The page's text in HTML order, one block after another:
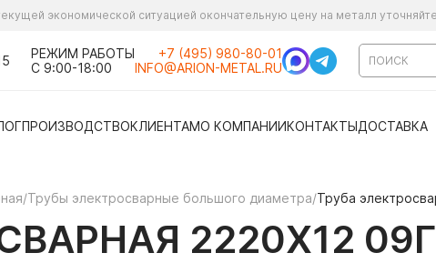
экономической ситуацией окончательную цену на металл
РЕЖИМ РАБОТЫ
С 9:00-18:00
+7 (495) 980-80-01
INFO@ARION-METAL.RU
ПРОИЗВОДСТВОКЛИЕНТАМО КОМПАНИИКОНТАКТЫДОСТАВКА
/Трубы электросварные большого диаметра/Труба
2220Х12